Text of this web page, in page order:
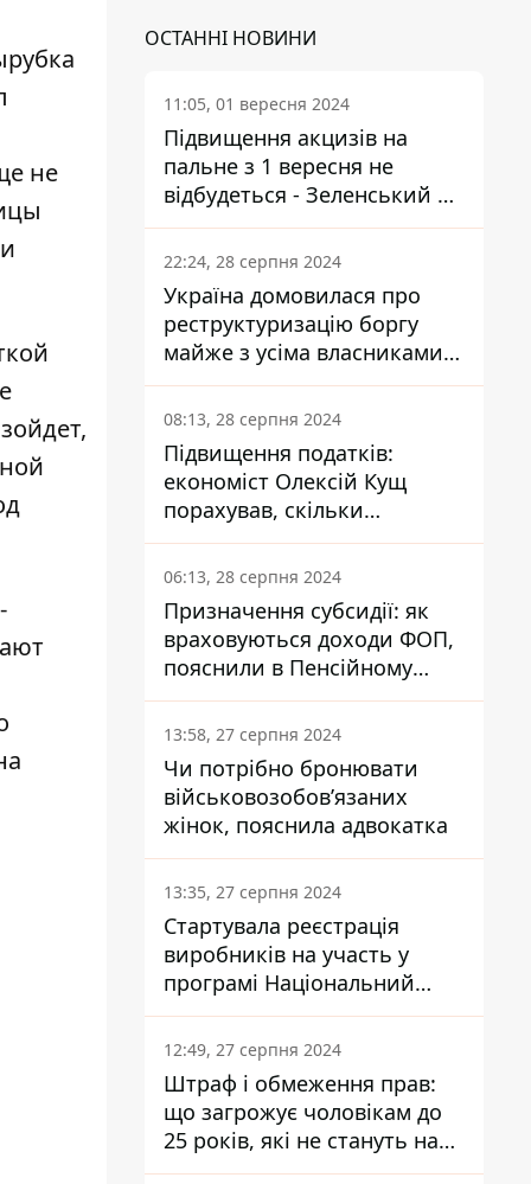
не
ОСТАННІ НОВИНИ
11:05, 01 вересня 2024
Підвищення акцизів на
пальне з 1 вересня не
відбудеться - Зеленський не
підписав закон
22:24, 28 серпня 2024
Україна домовилася про
реструктуризацію боргу
майже з усіма власниками
єврооблігацій: що це
означає для країни
08:13, 28 серпня 2024
Підвищення податків:
економіст Олексій Кущ
порахував, скільки
заплатить кожен українець
06:13, 28 серпня 2024
Призначення субсидії: як
враховуються доходи ФОП,
пояснили в Пенсійному
фонді
13:58, 27 серпня 2024
Чи потрібно бронювати
військовозобов’язаних
жінок, пояснила адвокатка
13:35, 27 серпня 2024
Стартувала реєстрація
виробників на участь у
програмі Національний
кешбек: як це зробити
через портал Дія
12:49, 27 серпня 2024
Штраф і обмеження прав:
що загрожує чоловікам до
25 років, які не стануть на
військовий облік